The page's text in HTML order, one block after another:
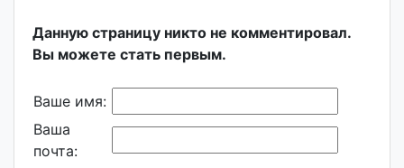
Данную страницу никто не комментировал.
Вы можете стать первым.
Ваше имя:
Ваша
почта: